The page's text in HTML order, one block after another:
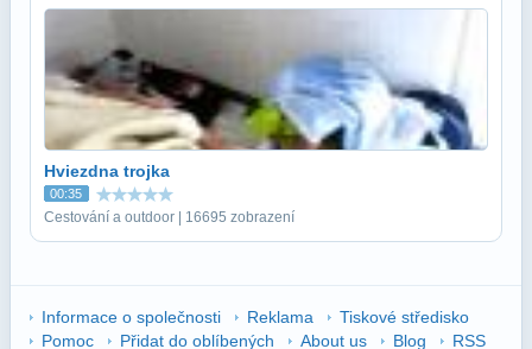
Hviezdna trojka
00:35
Cestování a outdoor | 16695 zobrazení
Informace o společnosti Reklama
Tiskové středisko
Pomoc
Přidat do oblíbených About us Blog RSS